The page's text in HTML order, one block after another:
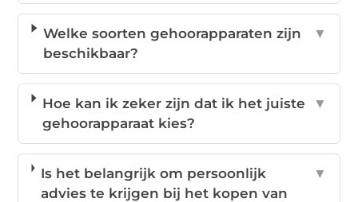
Welke soorten gehoorapparaten zijn
beschikbaar?
▼
Hoe kan ik zeker zijn dat ik het juiste
gehoorapparaat kies?
▼
Is het belangrijk om persoonlijk
advies te krijgen bij het kopen van
▼